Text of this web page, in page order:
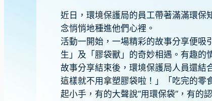
近日，環境保護局的員工帶著滿滿環保
念悄悄地種進他們心裡。
活動一開始，一場精彩的故事分享便
生」及「膠袋獸」的奇妙相遇。有趣的
故事分享結束後，環境保護局人員還結
這樣就不用拿塑膠袋啦！」「吃完的零
起小手，有的大聲說“用環保袋”，有的